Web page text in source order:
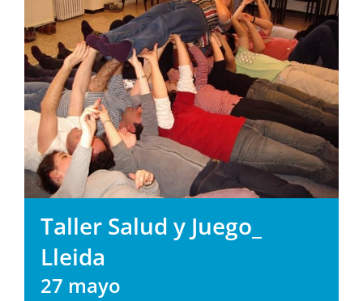
Taller Salud y Juego_
Lleida
27 mayo